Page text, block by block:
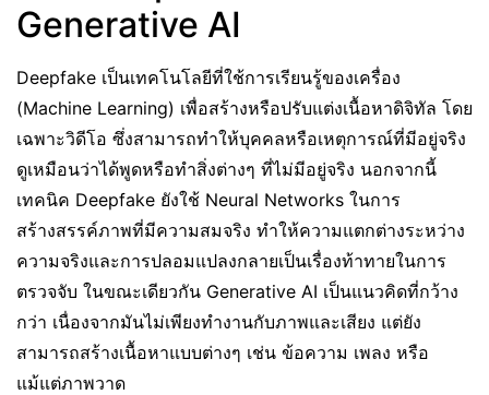
Generative AI
Deepfake เป็นเทคโนโลยีที่ใช้การเรียนรู้ของเครื่อง
(Machine Learning) เพื่อสร้างหรือปรับแต่งเนื้อหาดิจิทัล โดย
เฉพาะวิดีโอ ซึ่งสามารถทำให้บุคคลหรือเหตุการณ์ที่มีอยู่จริง
ดูเหมือนว่าได้พูดหรือทำสิ่งต่างๆ ที่ไม่มีอยู่จริง นอกจากนี้
เทคนิค Deepfake ยังใช้ Neural Networks ในการ
สร้างสรรค์ภาพที่มีความสมจริง ทำให้ความแตกต่างระหว่าง
ความจริงและการปลอมแปลงกลายเป็นเรื่องท้าทายในการ
ตรวจจับ ในขณะเดียวกัน Generative AI เป็นแนวคิดที่กว้าง
กว่า เนื่องจากมันไม่เพียงทำงานกับภาพและเสียง แต่ยัง
สามารถสร้างเนื้อหาแบบต่างๆ เช่น ข้อความ เพลง หรือ
แม้แต่ภาพวาด